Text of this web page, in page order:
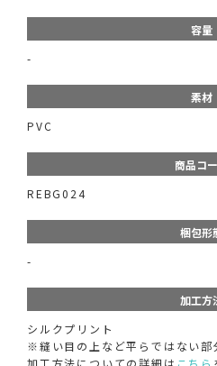
容量
-
素材
PVC
商品コ
REBG024
梱包形
-
加工方
シルクプリント
※縫い目の上など平らではない部
加工方法についての詳細は こちら